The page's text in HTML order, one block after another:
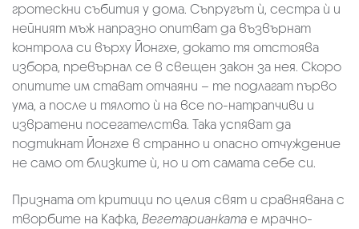
гротескни събития у дома. Съпругът ѝ, сестра ѝ и
нейният мъж напразно опитват да възвърнат
контрола си върху Йонгхе, докато тя отстоява
избора, превърнал се в свещен закон за нея. Скоро
опитите им стават отчаяни – те подлагат първо
ума, а после и тялото ѝ на все по-натрапчиви и
извратени посегателства. Така успяват да
подтикнат Йонгхе в странно и опасно отчуждение
не само от близките ѝ, но и от самата себе си.
Призната от критици по целия свят и сравнявана с
творбите на Кафка, Вегетарианкатае мрачно-